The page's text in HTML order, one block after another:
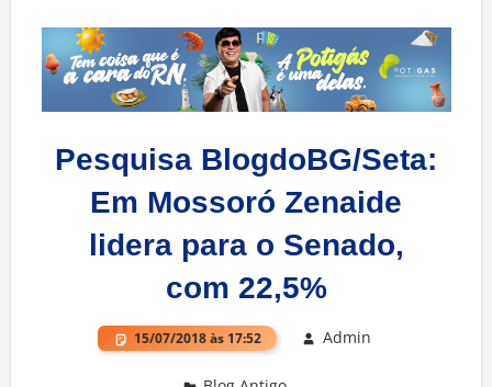
Pesquisa BlogdoBG/Seta:
Em Mossoró Zenaide
lidera para o Senado,
com 22,5%
15/07/2018 às 17:52 Admin